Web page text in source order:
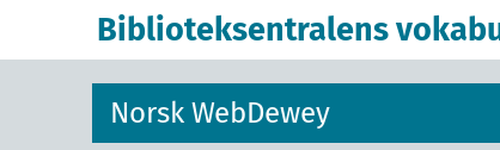
Biblioteksentralens
Norsk WebDewey
9 Historie og geografi
Hjelpetabell 1. Generell forminndeling